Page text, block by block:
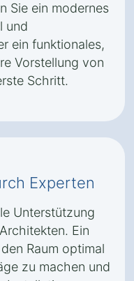
Sie ein modernes
und
ein funktionales,
Vorstellung von
Schritt.
Experten
Unterstützung
Ein
Raum optimal
zu machen und